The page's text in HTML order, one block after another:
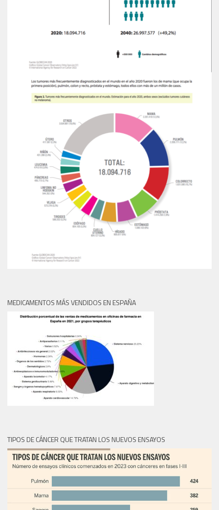
MEDICAMENTOS MÁS VENDIDOS EN ESPAÑA
TIPOS DE CÁNCER QUE TRATAN LOS NUEVOS ENSAYOS